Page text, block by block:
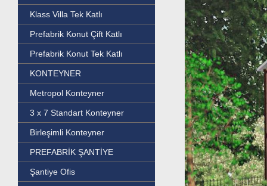
Klass Villa Tek Katlı
Prefabrik Konut Çift Katlı
Prefabrik Konut Tek Katlı
KONTEYNER
Metropol Konteyner
3 x 7 Standart Konteyner
Birleşimli Konteyner
PREFABRİK ŞANTİYE
Şantiye Ofis